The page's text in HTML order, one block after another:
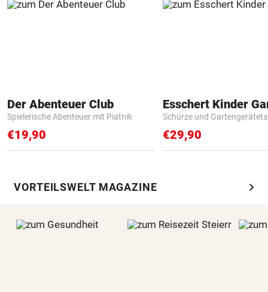
Der Abenteuer Club
Spielerische Abenteuer mit Piatnik
€19,90
Schürze und
€29,90
VORTEILSWELT MAGAZINE chevron_right